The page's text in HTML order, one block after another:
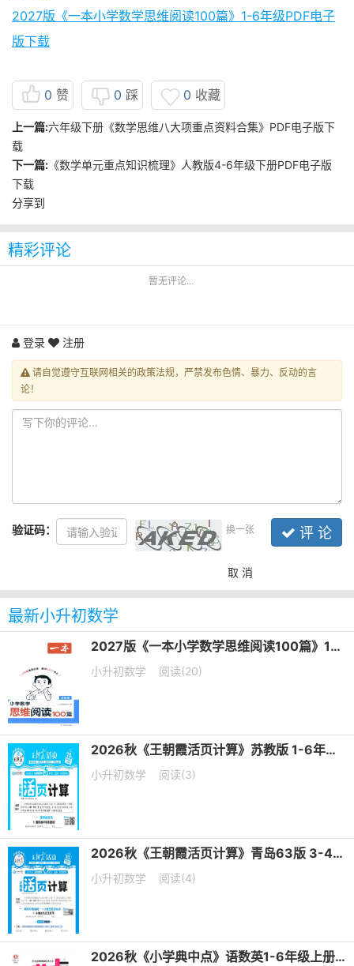
2027版《一本小学数学思维阅读100篇》1-6年级PDF电子
版下载
0 赞 0 踩 0 收藏
上一篇:六年级下册《数学思维八大项重点资料合集》PDF电子版下
载
下一篇: 《数学单元重点知识梳理》人教版4-6年级下册PDF电子版
下载
分享到
精彩评论
暂无评论...
登录 注册
请自觉遵守互联网相关的政策法规，严禁发布色情、暴力、反动的言
论！
验证码： 换一张 评 论
取 消
最新小升初数学
2027版《一本小学数学思维阅读100篇》1-6年级PDF电子版下载
小升初数学 阅读(20)
2026秋《王朝霞活页计算》苏教版 1-6年级上册PDF电子版下载
小升初数学 阅读(3)
2026秋《王朝霞活页计算》青岛63版 3-4年级上册PDF电子版下载
小升初数学 阅读(4)
2026秋《小学典中点》语数英1-6年级上册PDF电子版下载